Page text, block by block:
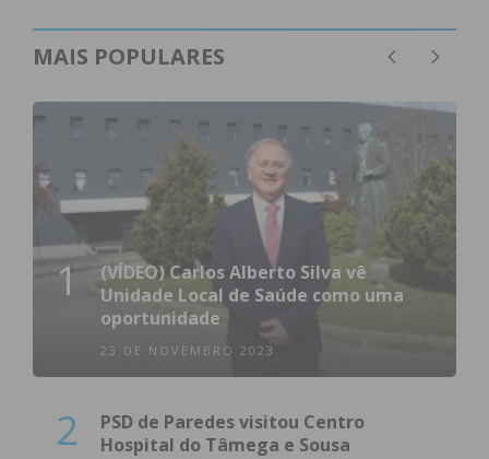
MAIS POPULARES
1
(VÍDEO) Carlos Alberto Silva vê
Unidade Local de Saúde como uma
oportunidade
23 DE NOVEMBRO 2023
2
PSD de Paredes visitou Centro
Hospital do Tâmega e Sousa